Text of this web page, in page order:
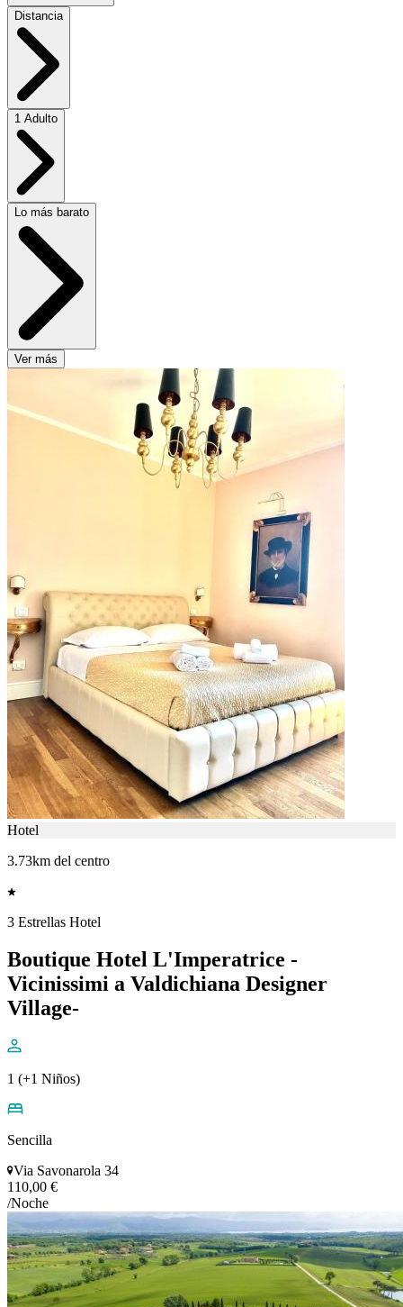
Distancia
1 Adulto
Lo más barato
Ver más
Hotel
3.73km del centro
3 Estrellas Hotel
Boutique Hotel L'Imperatrice -
Vicinissimi a Valdichiana Designer
Village-
1 (+1 Niños)
Sencilla
Via Savonarola 34
110,00 €
/Noche